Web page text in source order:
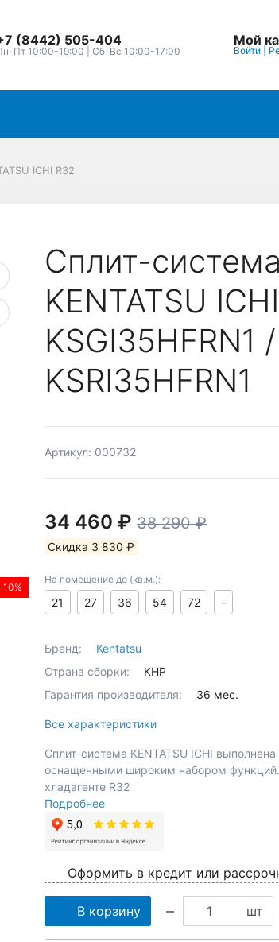
(8442) 505-404
Пт 10:00-19:00 | Сб-Вс 10:00-17:00
Мой
Войти|
ICHI R32
10%
Сплит-система
KENTATSU
KSGI35HFRN1 /
KSRI35HFRN1
Артикул: 000732
34 460 ₽ 38 290 ₽
Скидка 3 830 ₽
На помещение до (кв.м.):
21 27 36 54 72 -
Бренд:
Kentatsu
Страна сборки:
КНР
Гарантия производителя:
36 мес.
Все характеристики
Сплит-система KENTATSU ICHI
оснащенными широким набором функций.
хладагенте R32
Подробнее
Оформить в кредит или
В корзину шт